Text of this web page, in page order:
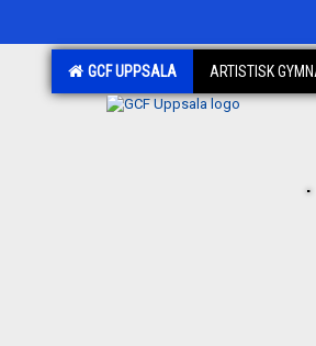
GCF UPPSALA ARTISTISK
.